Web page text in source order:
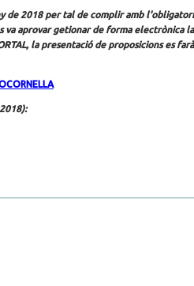
de 2018 per tal de complir amb
va aprovar getionar de forma electrònica la
la presentació de proposicions es